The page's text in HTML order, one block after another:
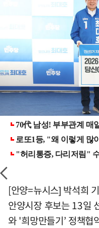
[안양=뉴시스] 박석희
안양시장 후보는 13일
와 '희망만들기’ 정책협